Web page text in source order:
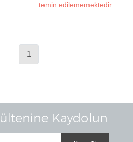
temin edilememektedir.
1